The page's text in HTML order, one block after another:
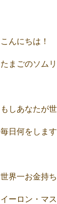
こんにちは！
たまごのソム
もしあなたが
毎日何をしま
世界一お金持ち
イーロン・マ